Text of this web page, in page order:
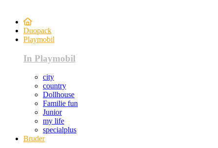
Duopack
Playmobil
In Playmobil
city
country
Dollhouse
Familie fun
Junior
my life
specialplus
Bruder